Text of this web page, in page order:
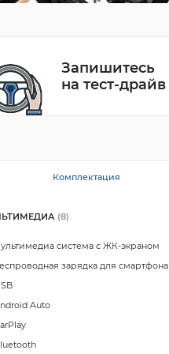
Запишитесь
на тест-драйв
Комплектация
(8)
система с ЖК-экраном
зарядка для смартфона
Auto